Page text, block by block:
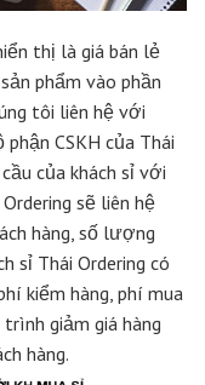
thị là giá bán lẻ
phẩm vào phần
tôi liên hệ với
CSKH của Thái
của khách sỉ với
sẽ liên hệ
hàng, số lượng
sỉ Thái Ordering có
kiểm hàng, phí mua
giảm giá hàng
hàng.